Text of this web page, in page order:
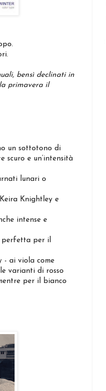
bensì declinati in
primavera il
un sottotono di
scuro e un’intensità
lunari o
Knightley e
intense e
perfetta per il
- ai viola come
varianti di rosso
per il bianco